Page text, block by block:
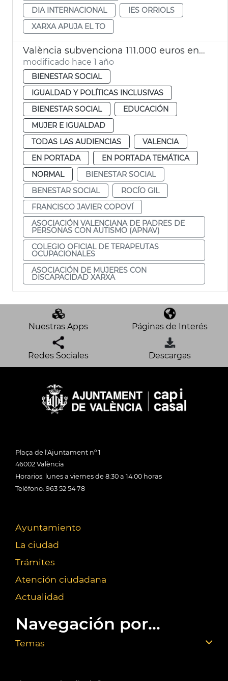
DIA INTERNACIONAL
IES ORRIOLS
XARXA APUJA EL TO
València subvenciona 111.000 euros entidades promoción personas discapacidad
modificado hace 1 año
BIENESTAR SOCIAL
IGUALDAD Y POLÍTICAS INCLUSIVAS
BIENESTAR SOCIAL
EDUCACIÓN
MUJER E IGUALDAD
TODAS LAS AUDIENCIAS
VALENCIA
EN PORTADA
EN PORTADA TEMÁTICA
NORMAL
BIENESTAR SOCIAL
BENESTAR SOCIAL
ROCÍO GIL
FRANCISCO JAVIER COPOVÍ
ASOCIACIÓN VALENCIANA DE PADRES DE
PERSONAS CON AUTISMO (APNAV)
COLEGIO OFICIAL DE TERAPEUTAS
OCUPACIONALES
ASOCIACIÓN DE MUJERES CON
DISCAPACIDAD XARXA
Nuestras Apps Páginas de Interés
Redes Sociales Descargas
Plaça de l'Ajuntament nº 1
46002 València
Horarios: lunes a viernes de 8:30 a 14:00 horas
Teléfono: 963 52 54 78
Ayuntamiento
La ciudad
Trámites
Atención ciudadana
Actualidad
Navegación por...
Temas